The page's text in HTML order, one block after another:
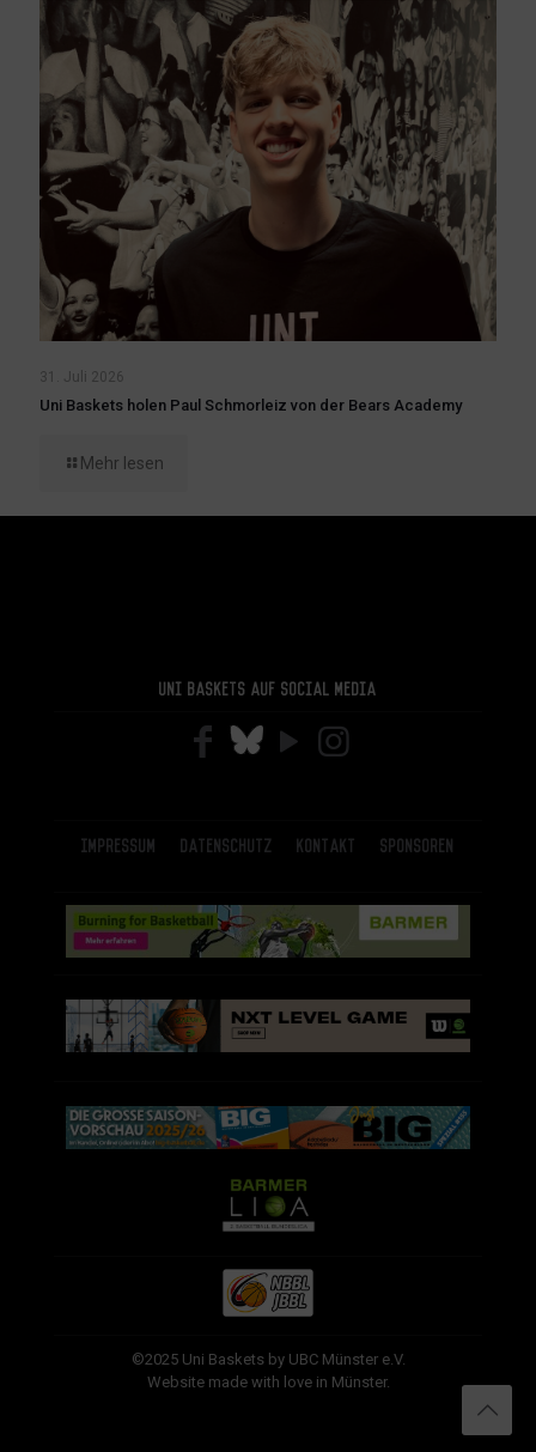
31. Juli 2026
Uni Baskets holen Paul Schmorleiz von der Bears Academy
Mehr lesen
Uni Baskets auf Social Media
Impressum Datenschutz Kontakt Sponsoren
©2025 Uni Baskets by UBC Münster e.V.
Website made with love in Münster.